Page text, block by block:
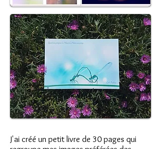
J'ai créé un petit livre de 30 pages qui